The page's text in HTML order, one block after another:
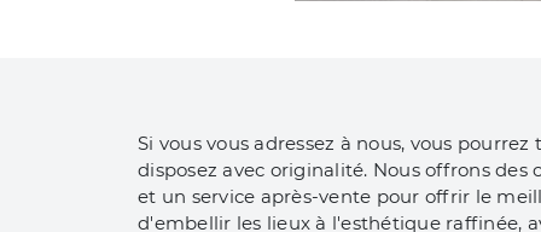
Si vous vous adressez à nous, vous
disposez avec originalité. Nous offrons
et un service après-vente pour offrir le
d'embellir les lieux à l'esthétique raffinée,